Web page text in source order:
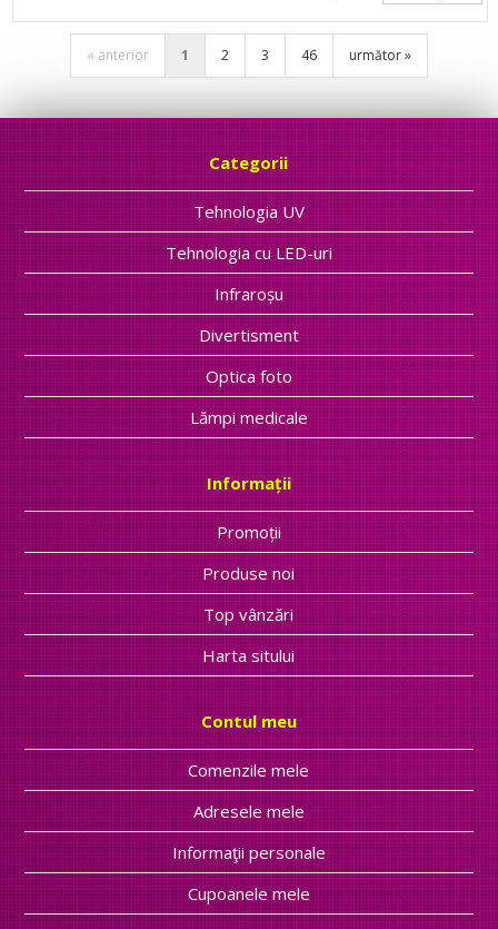
« anterior 1 2 3 46 următor »
Categorii
Tehnologia UV
Tehnologia cu LED-uri
Infraroșu
Divertisment
Optica foto
Lămpi medicale
Informații
Promoții
Produse noi
Top vânzări
Harta sitului
Contul meu
Comenzile mele
Adresele mele
Informaţii personale
Cupoanele mele